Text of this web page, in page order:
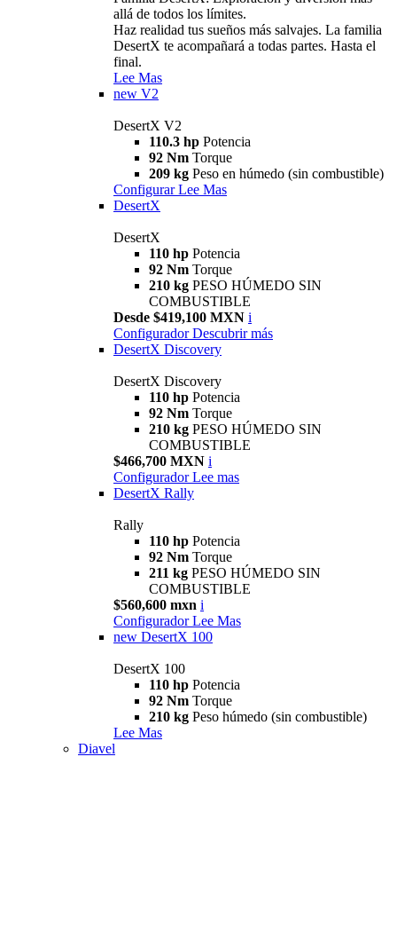
allá de todos los límites.
Haz realidad tus sueños más salvajes. La familia
DesertX te acompañará a todas partes. Hasta el
final.
Lee Mas
new V2
DesertX V2
110.3 hp Potencia
92 Nm Torque
209 kg Peso en húmedo (sin combustible)
Configurar Lee Mas
DesertX
DesertX
110 hp Potencia
92 Nm Torque
210 kg PESO HÚMEDO SIN
COMBUSTIBLE
Desde $419,100 MXN i
Configurador Descubrir más
DesertX Discovery
DesertX Discovery
110 hp Potencia
92 Nm Torque
210 kg PESO HÚMEDO SIN
COMBUSTIBLE
$466,700 MXN i
Configurador Lee mas
DesertX Rally
Rally
110 hp Potencia
92 Nm Torque
211 kg PESO HÚMEDO SIN
COMBUSTIBLE
$560,600 mxn i
Configurador Lee Mas
new DesertX 100
DesertX 100
110 hp Potencia
92 Nm Torque
210 kg Peso húmedo (sin combustible)
Lee Mas
Diavel